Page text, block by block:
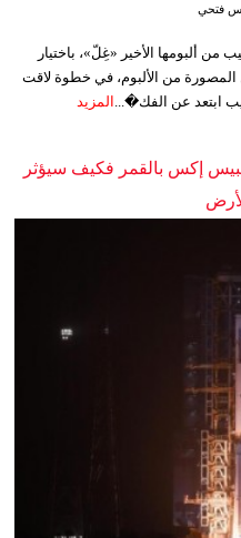
فتحي
ألبومها الأخير «غِلّ»، باختيار
المصورة من الألبوم، في خطوة لاقت
ابتعد عن الفك�... المزيد
إكس بالقمر فكيف سيؤثر